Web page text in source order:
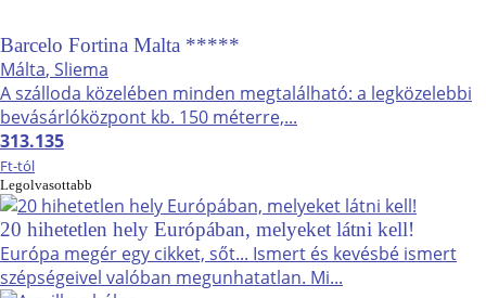
Barcelo Fortina Malta *****
Málta, Sliema
A szálloda közelében minden megtalálható: a legközelebbi
bevásárlóközpont kb. 150 méterre,...
313.135
Ft-tól
Legolvasottabb
20 hihetetlen hely Európában, melyeket látni kell!
Európa megér egy cikket, sőt... Ismert és kevésbé ismert
szépségeivel valóban megunhatatlan. Mi...